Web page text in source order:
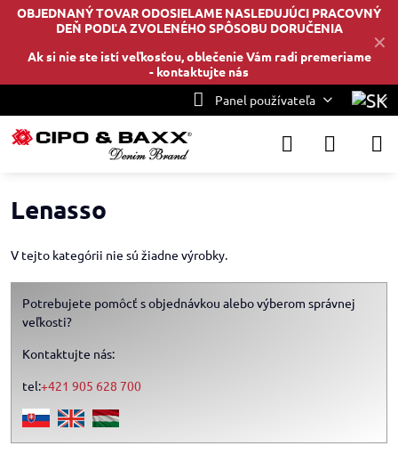
✕
OBJEDNANÝ TOVAR ODOSIELAME NASLEDUJÚCI PRACOVNÝ
DEŇ PODĽA ZVOLENÉHO SPÔSOBU DORUČENIA
Ak si nie ste istí veľkosťou, oblečenie Vám radi premeriame
- kontaktujte nás
Panel používateľa
Lenasso
V tejto kategórii nie sú žiadne výrobky.
Potrebujete pomôcť s objednávkou alebo výberom správnej
veľkosti?
Kontaktujte nás:
tel:+421 905 628 700